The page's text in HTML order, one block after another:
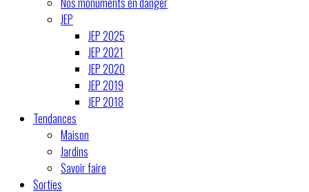
JEP
JEP 2025
JEP 2021
JEP 2020
JEP 2019
JEP 2018
Tendances
Maison
Jardins
Savoir faire
Sorties